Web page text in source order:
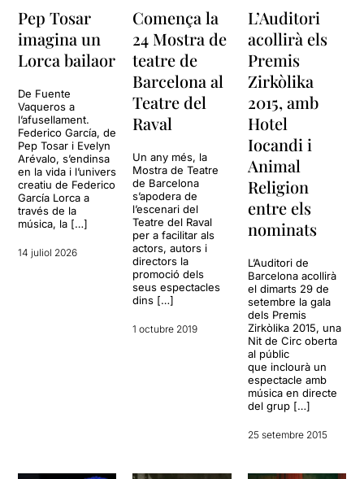
Pep Tosar
imagina un
Lorca bailaor
De Fuente
Vaqueros a
l’afusellament.
Federico García, de
Pep Tosar i Evelyn
Arévalo, s’endinsa
en la vida i l’univers
creatiu de Federico
García Lorca a
través de la
música, la […]
14 juliol 2026
Comença la
24 Mostra de
teatre de
Barcelona al
Teatre del
Raval
Un any més, la
Mostra de Teatre
de Barcelona
s’apodera de
l’escenari del
Teatre del Raval
per a facilitar als
actors, autors i
directors la
promoció dels
seus espectacles
dins […]
1 octubre 2019
L’Auditori
acollirà els
Premis
Zirkòlika
2015, amb
Hotel
Iocandi i
Animal
Religion
entre els
nominats
L’Auditori de
Barcelona acollirà
el dimarts 29 de
setembre la gala
dels Premis
Zirkòlika 2015, una
Nit de Circ oberta
al públic
que inclourà un
espectacle amb
música en directe
del grup […]
25 setembre 2015